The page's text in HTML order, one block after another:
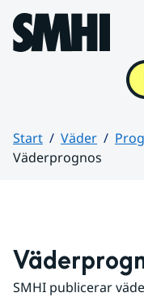
Hoppa till sidans innehåll
Start Väder
Väderprognos
SMHI publicerar